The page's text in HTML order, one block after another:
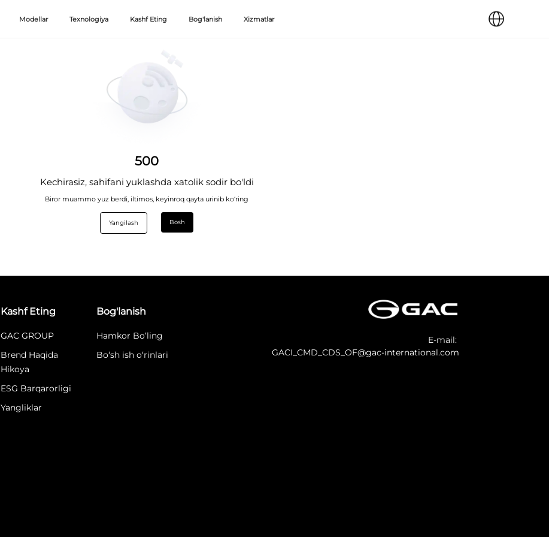
Modellar Texnologiya Kashf Eting Bog'lanish Xizmatlar
500
Kechirasiz, sahifani yuklashda xatolik sodir bo'ldi
Biror muammo yuz berdi, iltimos, keyinroq qayta urinib ko‘ring
Yangilash Bosh
Kashf Eting
GAC GROUP
Brend Haqida
Hikoya
ESG Barqarorligi
Yangliklar
Bog'lanish
Hamkor Bo‘ling
Bo‘sh ish o‘rinlari
E-mail:
GACI_CMD_CDS_OF@gac-international.com